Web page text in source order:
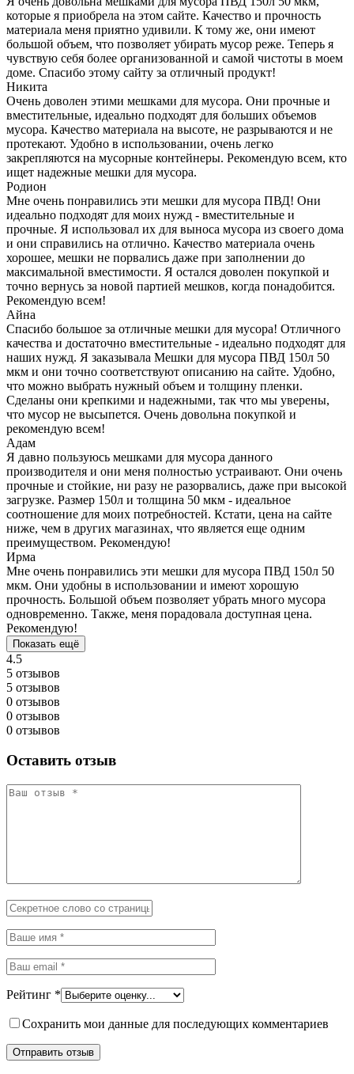
которые я приобрела на этом сайте. Качество и прочность
материала меня приятно удивили. К тому же, они имеют
большой объем, что позволяет убирать мусор реже. Теперь я
чувствую себя более организованной и самой чистоты в моем
доме. Спасибо этому сайту за отличный продукт!
Никита
Очень доволен этими мешками для мусора. Они прочные и
вместительные, идеально подходят для больших объемов
мусора. Качество материала на высоте, не разрываются и не
протекают. Удобно в использовании, очень легко
закрепляются на мусорные контейнеры. Рекомендую всем, кто
ищет надежные мешки для мусора.
Родион
Мне очень понравились эти мешки для мусора ПВД! Они
идеально подходят для моих нужд - вместительные и
прочные. Я использовал их для выноса мусора из своего дома
и они справились на отлично. Качество материала очень
хорошее, мешки не порвались даже при заполнении до
максимальной вместимости. Я остался доволен покупкой и
точно вернусь за новой партией мешков, когда понадобится.
Рекомендую всем!
Айна
Спасибо большое за отличные мешки для мусора! Отличного
качества и достаточно вместительные - идеально подходят для
наших нужд. Я заказывала Мешки для мусора ПВД 150л 50
мкм и они точно соответствуют описанию на сайте. Удобно,
что можно выбрать нужный объем и толщину пленки.
Сделаны они крепкими и надежными, так что мы уверены,
что мусор не высыпется. Очень довольна покупкой и
рекомендую всем!
Адам
Я давно пользуюсь мешками для мусора данного
производителя и они меня полностью устраивают. Они очень
прочные и стойкие, ни разу не разорвались, даже при высокой
загрузке. Размер 150л и толщина 50 мкм - идеальное
соотношение для моих потребностей. Кстати, цена на сайте
ниже, чем в других магазинах, что является еще одним
преимуществом. Рекомендую!
Ирма
Мне очень понравились эти мешки для мусора ПВД 150л 50
мкм. Они удобны в использовании и имеют хорошую
прочность. Большой объем позволяет убрать много мусора
одновременно. Также, меня порадовала доступная цена.
Рекомендую!
Показать ещё
4.5
5 отзывов
5 отзывов
0 отзывов
0 отзывов
0 отзывов
Оставить отзыв
Рейтинг *
Сохранить мои данные для последующих комментариев